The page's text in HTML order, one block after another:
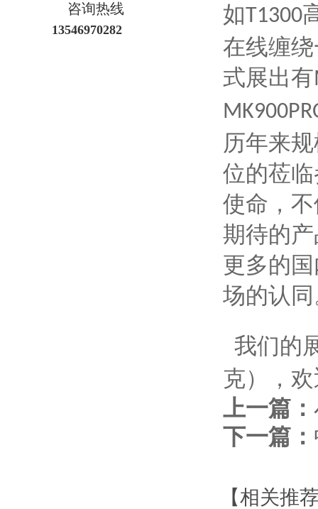
如T1300
在线缠
式展出有
历年来
位的莅
使命，
期待的
更多的
场的认
我们的
克），
上一篇：
下一篇：
【相关推
咨询热线
13546970282